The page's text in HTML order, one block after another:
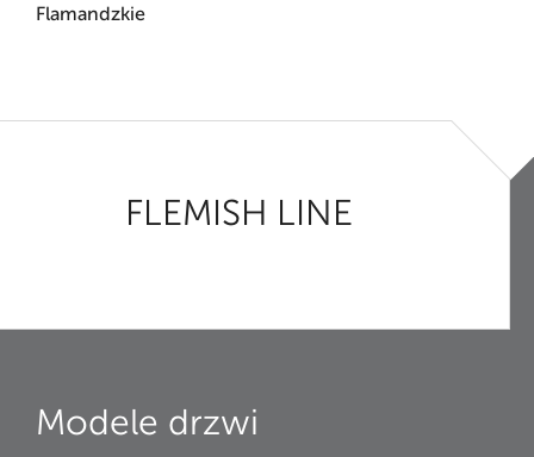
Flamandzkie
FLEMISH LINE
Modele drzwi